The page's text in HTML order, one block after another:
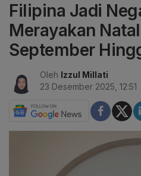
Filipina Jadi
Merayakan
September
Oleh Izzul Millati
23 Desember 2025, 12:51